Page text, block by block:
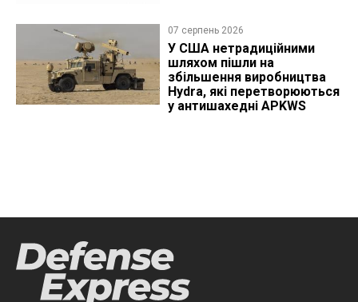
07 серпень 2026
У США нетрадиційними
шляхом пішли на
збільшення виробництва
Hydra, які перетворюються
у антишахедні APKWS